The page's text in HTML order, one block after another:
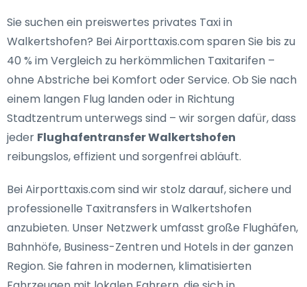
Sie suchen ein preiswertes privates Taxi in
Walkertshofen? Bei Airporttaxis.com sparen Sie bis zu
40 % im Vergleich zu herkömmlichen Taxitarifen –
ohne Abstriche bei Komfort oder Service. Ob Sie nach
einem langen Flug landen oder in Richtung
Stadtzentrum unterwegs sind – wir sorgen dafür, dass
jeder Flughafentransfer Walkertshofen
reibungslos, effizient und sorgenfrei abläuft.
Bei Airporttaxis.com sind wir stolz darauf,sichere und
professionelle Taxitransfers in Walkertshofen
anzubieten. Unser Netzwerk umfasst große Flughäfen,
Bahnhöfe, Business-Zentren und Hotels in der ganzen
Region. Sie fahren in modernen, klimatisierten